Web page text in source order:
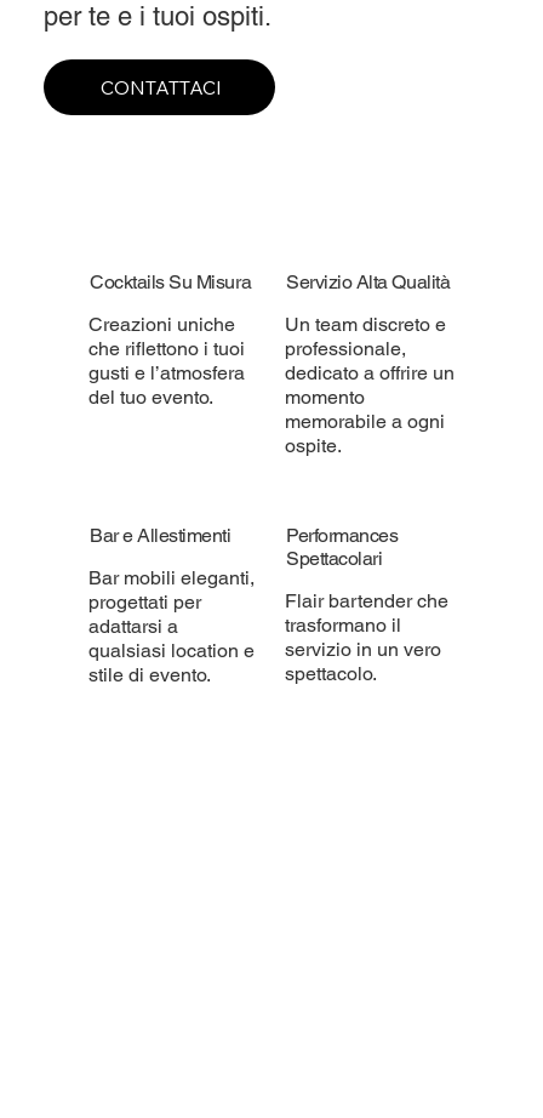
per te e i tuoi ospiti.
CONTATTACI
Cocktails Su Misura
Creazioni uniche
che riflettono i tuoi
gusti e l’atmosfera
del tuo evento.
Servizio Alta Qualità
Un team discreto e
professionale,
dedicato a offrire un
momento
memorabile a ogni
ospite.
Bar e Allestimenti
Bar mobili eleganti,
progettati per
adattarsi a
qualsiasi location e
stile di evento.
Performances
Spettacolari
Flair bartender che
trasformano il
servizio in un vero
spettacolo.